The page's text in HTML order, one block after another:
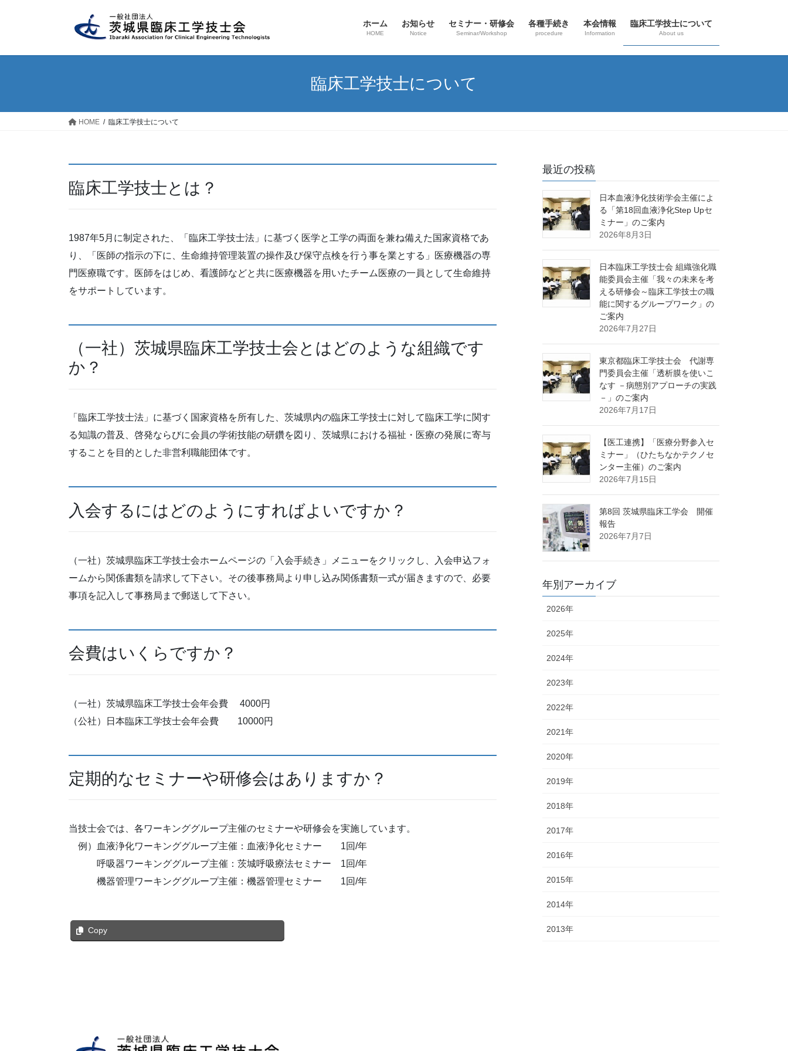
ホーム
HOME
お知らせ
Notice
セミナー・研修会
Seminar/Workshop
各種手続き
procedure
本会情報
Information
臨床工学技士について
About us
臨床工学技士について
HOME 臨床工学技士について
臨床工学技士とは？
1987年5月に制定された、「臨床工学技士法」に基づく医学と工学の両面を兼ね備えた国家資格であ
り、「医師の指示の下に、生命維持管理装置の操作及び保守点検を行う事を業とする」医療機器の専
門医療職です。医師をはじめ、看護師などと共に医療機器を用いたチーム医療の一員として生命維持
をサポートしています。
（一社）茨城県臨床工学技士会とはどのような組織です
か？
「臨床工学技士法」に基づく国家資格を所有した、茨城県内の臨床工学技士に対して臨床工学に関す
る知識の普及、啓発ならびに会員の学術技能の研鑽を図り、茨城県における福祉・医療の発展に寄与
することを目的とした非営利職能団体です。
入会するにはどのようにすればよいですか？
（一社）茨城県臨床工学技士会ホームページの「入会手続き」メニューをクリックし、入会申込フォ
ームから関係書類を請求して下さい。その後事務局より申し込み関係書類一式が届きますので、必要
事項を記入して事務局まで郵送して下さい。
会費はいくらですか？
（一社）茨城県臨床工学技士会年会費 4000円
（公社）日本臨床工学技士会年会費 10000円
定期的なセミナーや研修会はありますか？
当技士会では、各ワーキンググループ主催のセミナーや研修会を実施しています。
例）血液浄化ワーキンググループ主催：血液浄化セミナー 1回/年
呼吸器ワーキンググループ主催：茨城呼吸療法セミナー 1回/年
機器管理ワーキンググループ主催：機器管理セミナー 1回/年
Copy
最近の投稿
日本血液浄化技術学会主催によ
る「第18回血液浄化Step Upセ
ミナー」のご案内
2026年8月3日
日本臨床工学技士会 組織強化職
能委員会主催「我々の未来を考
える研修会～臨床工学技士の職
能に関するグループワーク」の
ご案内
2026年7月27日
東京都臨床工学技士会 代謝専
門委員会主催「透析膜を使いこ
なす －病態別アプローチの実践
－」のご案内
2026年7月17日
【医工連携】「医療分野参入セ
ミナー」（ひたちなかテクノセ
ンター主催）のご案内
2026年7月15日
第8回 茨城県臨床工学会 開催
報告
2026年7月7日
年別アーカイブ
2026年
2025年
2024年
2023年
2022年
2021年
2020年
2019年
2018年
2017年
2016年
2015年
2014年
2013年